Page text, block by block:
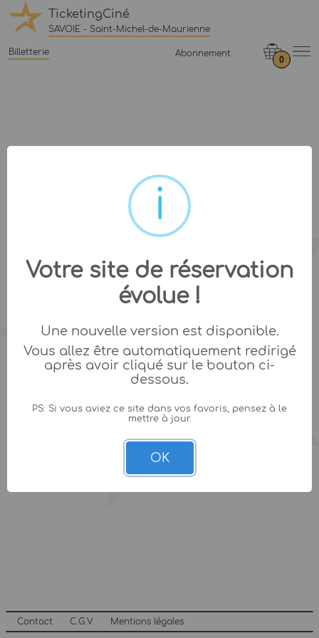
TicketingCiné
SAVOIE - Saint-Michel-de-Maurienne
Billetterie Abonnement
0
Contact C.G.V Mentions légales
Votre site de réservation
évolue !
Une nouvelle version est disponible.
Vous allez être automatiquement redirigé
après avoir cliqué sur le bouton ci-
dessous.
PS: Si vous aviez ce site dans vos favoris, pensez à le
mettre à jour.
OK